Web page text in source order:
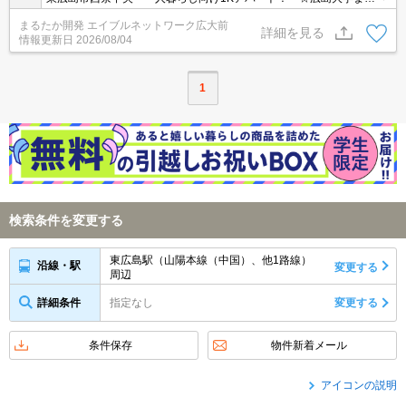
自転車で14分！ スーパー、コンビニ、飲食店が徒歩10分圏内に揃
っていて便利！ ブールバールや下見街道にでやすく、アクセスの
よい立地です♪
まるたか開発 エイブルネットワーク広大前
情報更新日 2026/08/04
詳細を見る
1
検索条件を変更する
沿線・駅
東広島駅（山陽本線（中国）、他1路線）
周辺
変更する
詳細条件 指定なし 変更する
条件保存 物件新着メール
アイコンの説明